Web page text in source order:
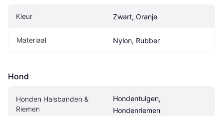
Kleur Zwart, Oranje
Materiaal Nylon, Rubber
Hond
Honden Halsbanden &
Riemen
Hondentuigen,
Hondenriemen